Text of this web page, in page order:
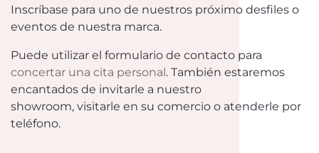
Inscríbase para uno de nuestros próximo desfiles o
eventos de nuestra marca.
Puede utilizar el formulario de contacto para
concertar una cita personal. También estaremos
encantados de invitarle a nuestro
showroom, visitarle en su comercio o atenderle por
teléfono.